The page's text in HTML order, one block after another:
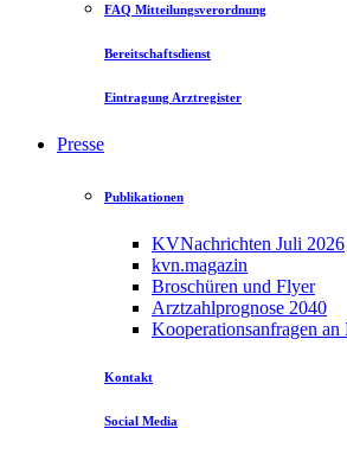
FAQ Mitteilungsverordnung
Bereitschaftsdienst
Eintragung Arztregister
Presse
Publikationen
KVNachrichten Juli 2026
kvn.magazin
Broschüren und Flyer
Arztzahlprognose 2040
Kooperationsanfragen
Kontakt
Social Media